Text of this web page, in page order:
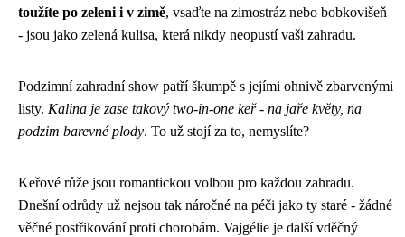
toužíte po zeleni i v zimě, vsaďte na zimostráz nebo bobkovišeň
- jsou jako zelená kulisa, která nikdy neopustí vaši zahradu.
Podzimní zahradní show patří škumpě s jejími ohnivě zbarvenými
listy. Kalina je zase takový two-in-one keř - na jaře květy, na
podzim barevné plody. To už stojí za to, nemyslíte?
Keřové růže jsou romantickou volbou pro každou zahradu.
Dnešní odrůdy už nejsou tak náročné na péči jako ty staré - žádné
věčné postřikování proti chorobám. Vajgélie je další vděčný